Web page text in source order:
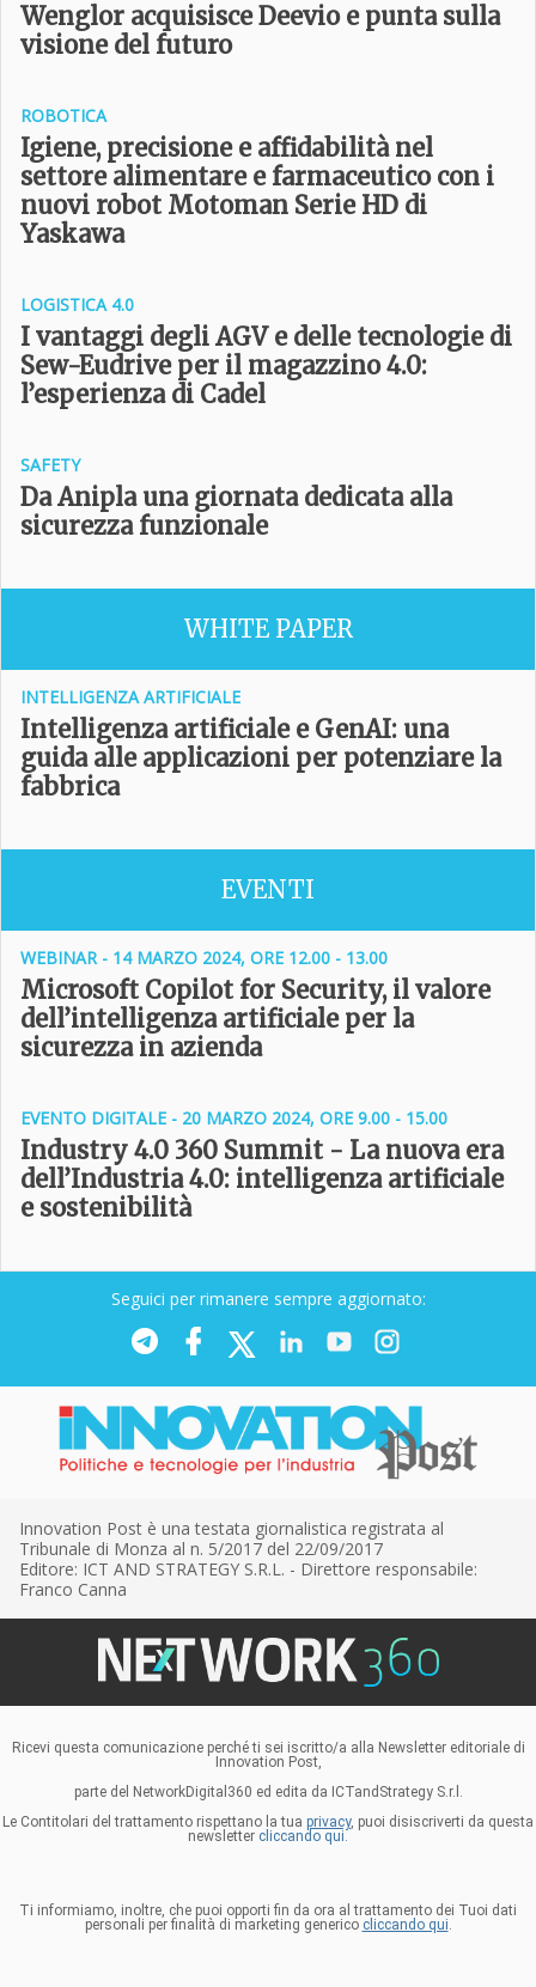
Wenglor acquisisce Deevio e punta sulla
visione del futuro
ROBOTICA
Igiene, precisione e affidabilità nel
settore alimentare e farmaceutico con i
nuovi robot Motoman Serie HD di
Yaskawa
LOGISTICA 4­.0
I vantaggi degli AGV e delle tecnologie di
Sew-Eudrive per il magazzino 4.0:
l’esperienza di Cadel
SAFETY
Da Anipla una giornata dedicata alla
sicurezza funzionale
WHITE PAPER
INTELLIGENZA ARTIFICIALE
Intelligenza artificiale e GenAI: una
guida alle applicazioni per potenziare la
fabbrica
EVENTI
WEBINAR - 14 MARZO 2024, ORE 12.00 - 13.00
Microsoft Copilot for Security, il valore
dell’intelligenza artificiale per la
sicurezza in azienda
EVENTO DIGITALE - 20 MARZO 2024, ORE 9.00 - 15.00
Industry 4.0 360 Summit - La nuova era
dell’Industria 4.0: intelligenza artificiale
e sostenibilità
Seguici per rimanere sempre aggiornato:
Innovation Post è una testata giornalistica registrata al
Tribunale di Monza al n. 5/2017 del 22/09/2017
Editore: ICT AND STRATEGY S.R.L. - Direttore responsabile:
Franco Canna
Ricevi questa comunicazione perché ti sei iscritto/a alla Newsletter editoriale di
Innovation Post,
parte del NetworkDigital360 ed edita da ICTandStrategy S.r.l.
Le Contitolari del trattamento rispettano la tua privacy, puoi disiscriverti da questa
newsletter cliccando qui.
Ti informiamo, inoltre, che puoi opporti fin da ora al trattamento dei Tuoi dati
personali per finalità di marketing generico cliccando qui.